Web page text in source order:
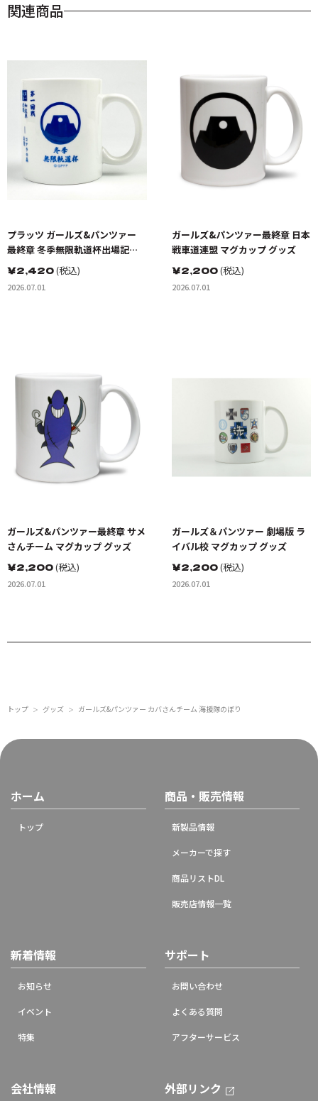
関連商品
プラッツ ガールズ&パンツァー
最終章 冬季無限軌道杯出場記念
マグカップ グッズ
￥2,420(税込)
2026.07.01
ガールズ&パンツァー最終章 日本
戦車道連盟 マグカップ グッズ
￥2,200(税込)
2026.07.01
ガールズ&パンツァー最終章 サメ
さんチーム マグカップ グッズ
￥2,200(税込)
2026.07.01
ガールズ＆パンツァー 劇場版 ラ
イバル校 マグカップ グッズ
￥2,200(税込)
2026.07.01
トップ ＞ グッズ ＞ ガールズ&パンツァー カバさんチーム 海援隊のぼり
ホーム
トップ
商品・販売情報
新製品情報
メーカーで探す
商品リストDL
販売店情報一覧
新着情報
お知らせ
イベント
特集
サポート
お問い合わせ
よくある質問
アフターサービス
会社情報 外部リンク